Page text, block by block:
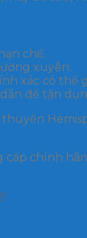
chế.
xuyên.
xác có thể
để tận
chính